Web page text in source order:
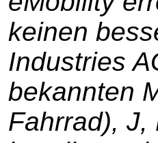
keinen
Industries
bekannten
Fahrrad), J,